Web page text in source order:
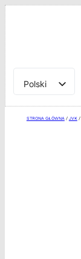
Przejdź
do
treści
Polski
English
STRONA GŁÓWNA / JVK/